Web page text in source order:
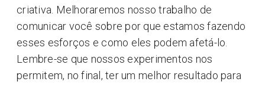
criativa. Melhoraremos nosso trabalho de
comunicar você sobre por que estamos fazendo
esses esforços e como eles podem afetá-lo.
Lembre-se que nossos experimentos nos
permitem, no final, ter um melhor resultado para